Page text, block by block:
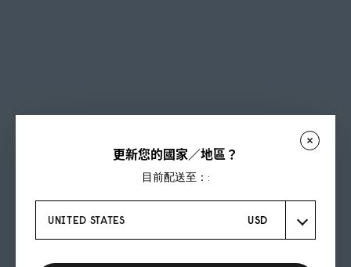
更新您的國家／地區？
目前配送至：:
UNITED STATES USD